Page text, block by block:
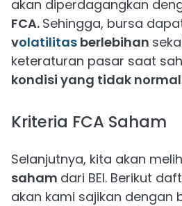
akan diperdagangkan
FCA. Sehingga, bursa
volatilitas berlebihan
keteraturan pasar saat
kondisi yang tidak
Kriteria FCA Saham
Selanjutnya, kita akan
saham dari BEI. Berikut
akan kami sajikan dengan